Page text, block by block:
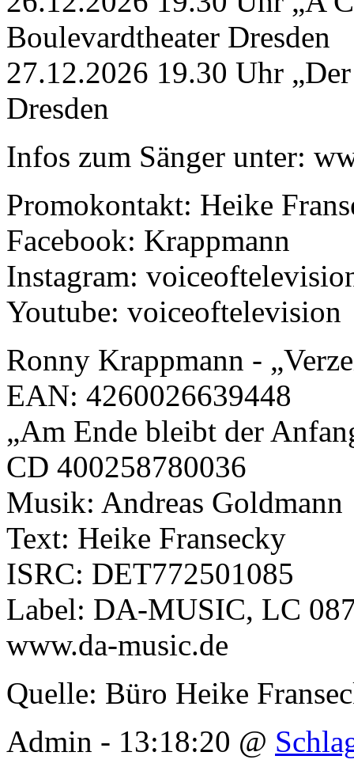
Boulevardtheater Dresden
27.12.2026 19.30 Uhr
Dresden
Infos zum Sänger unter:
Promokontakt: Heike
Facebook: Krappmann
Instagram:
Youtube: voiceoftelevision
Ronny Krappmann -
EAN: 4260026639448
„Am Ende bleibt der
CD 400258780036
Musik: Andreas Goldmann
Text: Heike Fransecky
ISRC: DET772501085
Label: DA-MUSIC, LC
www.da-music.de
Quelle: Büro Heike
Admin - 13:18:20 @